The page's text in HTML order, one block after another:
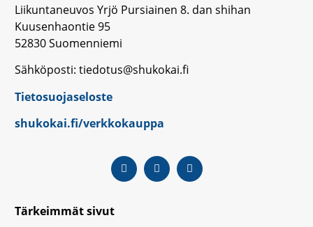
Liikuntaneuvos Yrjö Pursiainen 8. dan shihan
Kuusenhaontie 95
52830 Suomenniemi
Sähköposti: tiedotus@shukokai.fi
Tietosuojaseloste
shukokai.fi/verkkokauppa
Tärkeimmät sivut